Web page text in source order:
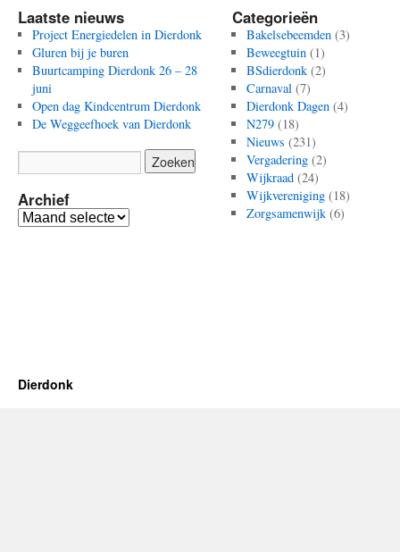
Laatste nieuws
Project Energiedelen in Dierdonk
Gluren bij je buren
Buurtcamping Dierdonk 26 – 28
juni
Open dag Kindcentrum Dierdonk
De Weggeefhoek van Dierdonk
Archief
Archief
Categorieën
Bakelsebeemden(3)
Beweegtuin(1)
BSdierdonk(2)
Carnaval(7)
Dierdonk Dagen(4)
N279(18)
Nieuws (231)
Vergadering(2)
Wijkraad(24)
Wijkvereniging(18)
Zorgsamenwijk(6)
Dierdonk